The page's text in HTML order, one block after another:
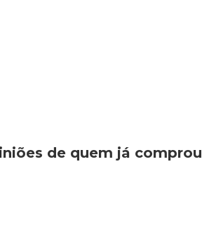
de quem já comprou